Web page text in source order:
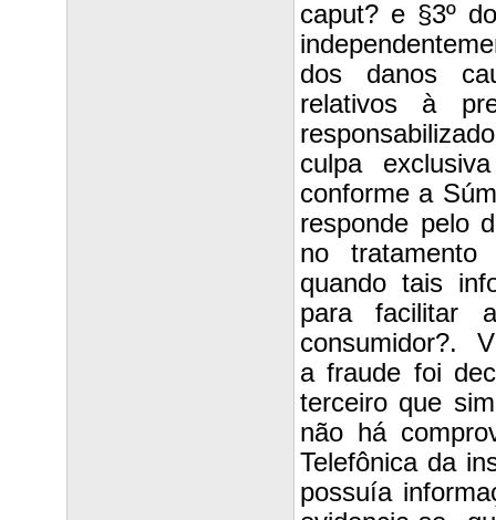
caput? e §3º
dos danos
relativos à
culpa
conforme a
responde pelo
no tratamento
quando tais
para facilitar
consumidor?.
a fraude foi
terceiro que
não há
Telefônica da
possuía